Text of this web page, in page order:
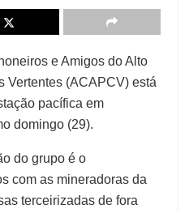
e Amigos do Alto
Vertentes (ACAPCV) está
pacífica em
domingo (29).
do grupo é o
com as mineradoras da
terceirizadas de fora